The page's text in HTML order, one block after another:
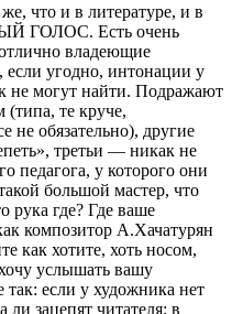
что и в литературе, и в
ГОЛОС. Есть очень
владеющие
если угодно, интонации у
не могут найти. Подражают
те круче,
не обязательно), другие
третьи — никак не
педагога, у которого они
большой мастер, что
рука где? Где ваше
композитор А.Хачатурян
как хотите, хоть носом,
услышать вашу
если у художника нет
зацепят читателя; в